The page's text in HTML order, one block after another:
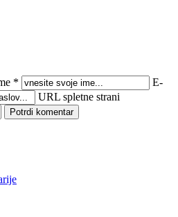
*
E-
URL spletne strani